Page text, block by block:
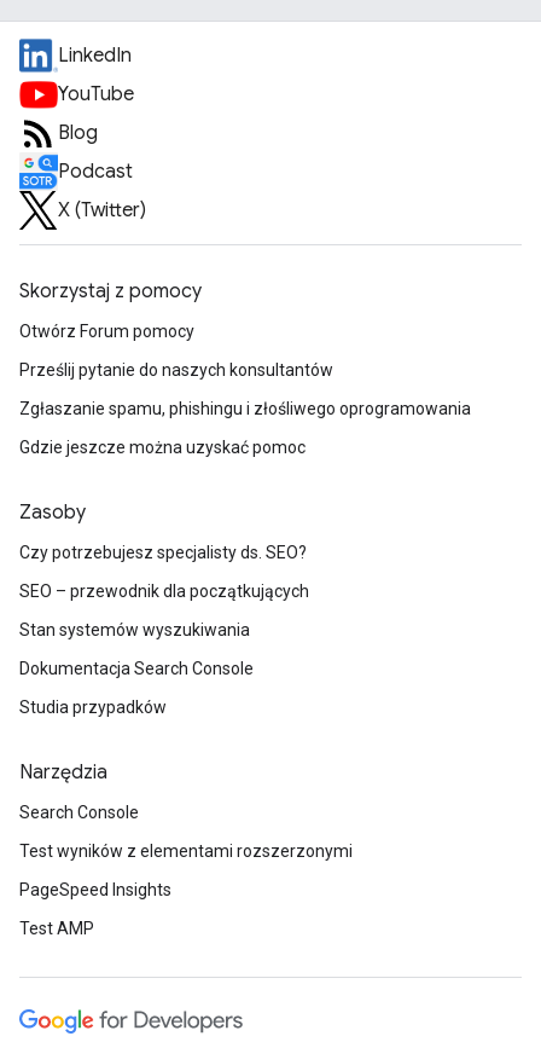
LinkedIn
YouTube
Blog
Podcast
X (Twitter)
Skorzystaj z pomocy
Otwórz Forum pomocy
Prześlij pytanie do naszych konsultantów
Zgłaszanie spamu, phishingu i złośliwego oprogramowania
Gdzie jeszcze można uzyskać pomoc
Zasoby
Czy potrzebujesz specjalisty ds. SEO?
SEO – przewodnik dla początkujących
Stan systemów wyszukiwania
Dokumentacja Search Console
Studia przypadków
Narzędzia
Search Console
Test wyników z elementami rozszerzonymi
PageSpeed Insights
Test AMP